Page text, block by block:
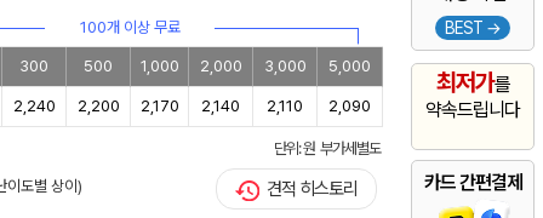
BEST →
최저가를
약속드립니다
카드 간편결제
100개 이상 무료
300 500 1,000 2,000 3,000 5,000
2,240 2,200 2,170 2,140 2,110 2,090
단위: 원 부가세별도
도별 상이) 견적 히스토리